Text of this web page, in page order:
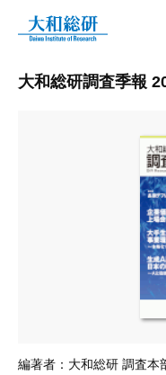
大和総研調査季報
編著者： 大和総研 調査本